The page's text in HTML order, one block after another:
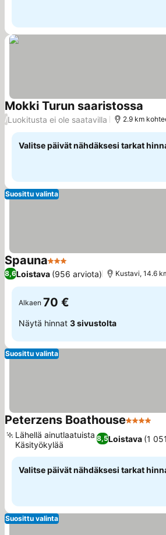
Mokki Turun saaristossa
/Luokitusta ei ole saatavilla 2.9 km
Valitse päivät nähdäksesi tarkat
Suosittu valinta
Spauna3 Tähtiluokitus
Katso hinnat
8,6Loistava (956 arviota) Kustavi, 14.6
Alkaen 70 €
Näytä hinnat 3 sivustolta
Suosittu valinta
Peterzens Boathouse4
8,5Loistava (1
Lähellä ainutlaatuista
Käsityökylää
Valitse päivät nähdäksesi tarkat
Suosittu valinta